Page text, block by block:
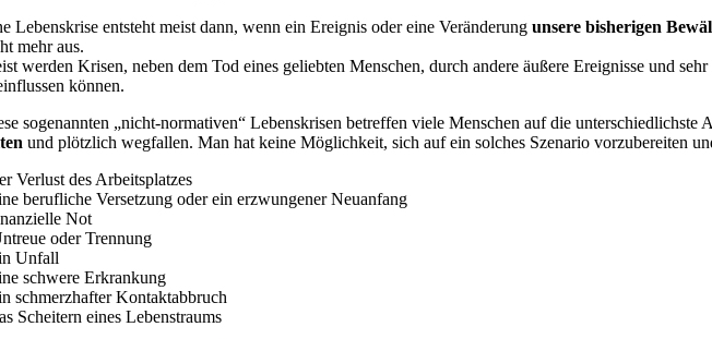
Lebenskrise entsteht meist dann, wenn ein Ereignis oder eine Veränderungunsere bisherigen
mehr aus.
werden Krisen, neben dem Tod eines geliebten Menschen, durch andere äußere Ereignisse und
können.
sogenannten „nicht-normativen“ Lebenskrisen betreffen viele Menschen auf die
und plötzlich wegfallen. Man hat keine Möglichkeit, sich auf ein solches Szenario vorzubereiten
Verlust des Arbeitsplatzes
berufliche Versetzung oder ein erzwungener Neuanfang
Not
oder Trennung
Unfall
schwere Erkrankung
schmerzhafter Kontaktabbruch
Scheitern eines Lebenstraums